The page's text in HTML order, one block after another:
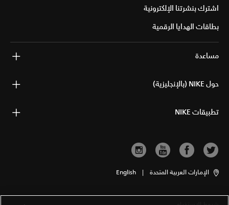
اشترك بنشرتنا الإلكترونية
بطاقات الهدايا الرقمية
مساعدة
حول NIKE (بالإنجليزية)
تطبيقات NIKE
الإمارات العربية المتحدة |
English